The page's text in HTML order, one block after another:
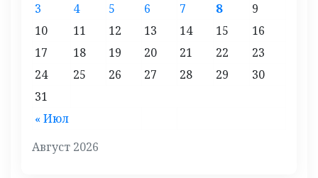
Август 2026
« Июл
3
4 5 6 7 8
9
10
11 12 13 14 15
16
17
18 19 20 21 22
23
24
25 26 27 28 29
30
31